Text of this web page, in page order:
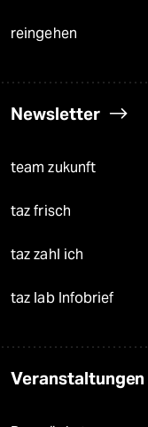
reingehen
Newsletter
team zukunft
taz frisch
taz zahl ich
taz lab Infobrief
Veranstaltungen